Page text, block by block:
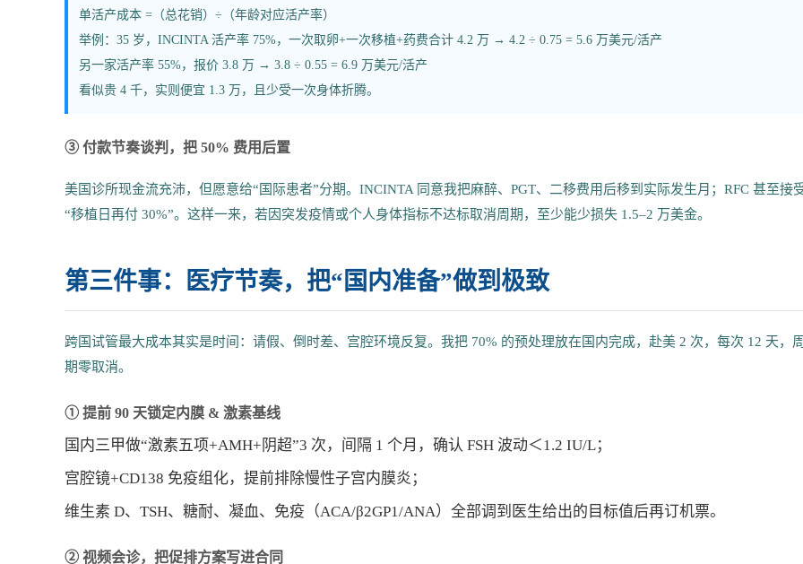
单活产成本 =（总花销）÷（年龄对应活产率）
举例：35 岁，INCINTA 活产率 75%，一次取卵+一次移植+药费合计 4.2 万 → 4.2 ÷ 0.75 = 5.6 万美元/活产
另一家活产率 55%，报价 3.8 万 → 3.8 ÷ 0.55 = 6.9 万美元/活产
看似贵 4 千，实则便宜 1.3 万，且少受一次身体折腾。
③ 付款节奏谈判，把 50% 费用后置
美国诊所现金流充沛，但愿意给“国际患者”分期。INCINTA 同意我把麻醉、PGT、二移费用后移到实际发生月；RFC 甚至接
“移植日再付 30%”。这样一来，若因突发疫情或个人身体指标不达标取消周期，至少能少损失 1.5–2 万美金。
第三件事：医疗节奏，把“国内准备”做到极致
跨国试管最大成本其实是时间：请假、倒时差、宫腔环境反复。我把 70% 的预处理放在国内完成，赴美 2 次，每次 12 天，
期零取消。
① 提前 90 天锁定内膜 & 激素基线
国内三甲做“激素五项+AMH+阴超”3 次，间隔 1 个月，确认 FSH 波动＜1.2 IU/L；
宫腔镜+CD138 免疫组化，提前排除慢性子宫内膜炎；
维生素 D、TSH、糖耐、凝血、免疫（ACA/β2GP1/ANA）全部调到医生给出的目标值后再订机票。
② 视频会诊，把促排方案写进合同